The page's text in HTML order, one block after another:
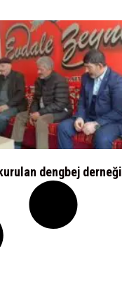
dengbej derneği